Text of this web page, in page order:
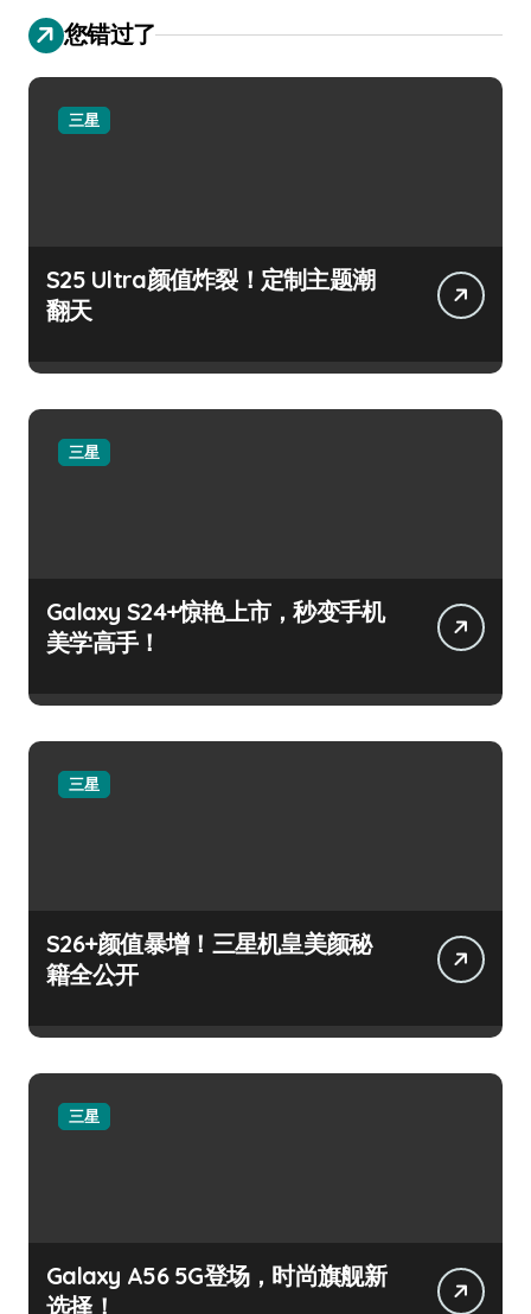
您错过了
三星
S25 Ultra颜值炸裂！定制主题潮
翻天
三星
Galaxy S24+惊艳上市，秒变手机
美学高手！
三星
S26+颜值暴增！三星机皇美颜秘
籍全公开
三星
Galaxy A56 5G登场，时尚旗舰新
选择！